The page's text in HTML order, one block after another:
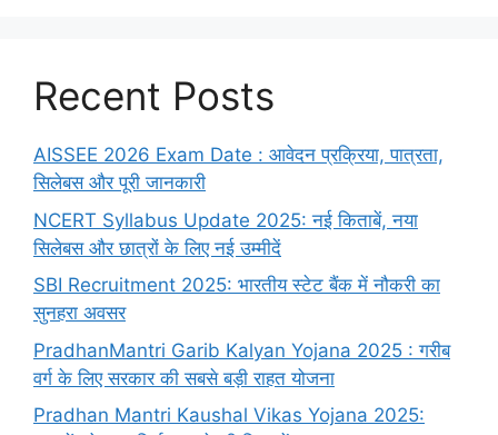
Recent Posts
AISSEE 2026 Exam Date : आवेदन प्रक्रिया, पात्रता,
सिलेबस और पूरी जानकारी
NCERT Syllabus Update 2025: नई किताबें, नया
सिलेबस और छात्रों के लिए नई उम्मीदें
SBI Recruitment 2025: भारतीय स्टेट बैंक में नौकरी का
सुनहरा अवसर
PradhanMantri Garib Kalyan Yojana 2025 : गरीब
वर्ग के लिए सरकार की सबसे बड़ी राहत योजना
Pradhan Mantri Kaushal Vikas Yojana 2025: